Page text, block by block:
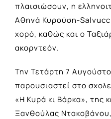
πλαισιώσουν, η
Αθηνά Κυρούση-
χορό, καθώς και ο
ακορντεόν.
Την Τετάρτη 7
παρουσιαστεί στο
«Η Κυρά κι Βάρκα», της
Ξανθούλας